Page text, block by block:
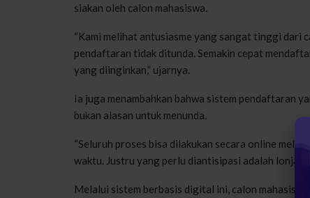
siakan oleh calon mahasiswa.
“Kami melihat antusiasme yang sangat tinggi dari
pendaftaran tidak ditunda. Semakin cepat
yang diinginkan,” ujarnya.
Ia juga menambahkan bahwa sistem pendaftaran
bukan alasan untuk menunda.
“Seluruh proses bisa dilakukan secara online
waktu. Justru yang perlu diantisipasi adalah
Melalui sistem berbasis digital ini, calon